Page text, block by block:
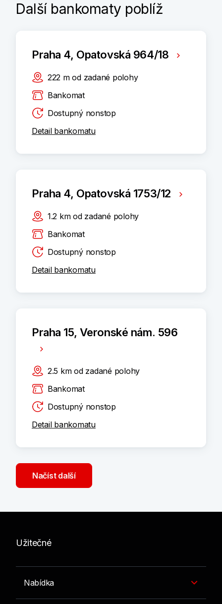
Další bankomaty poblíž
Praha 4, Opatovská 964/18
222 m od zadané polohy
Bankomat
Dostupný nonstop
Detail bankomatu
Praha 4, Opatovská 1753/12
1.2 km od zadané polohy
Bankomat
Dostupný nonstop
Detail bankomatu
Praha 15, Veronské nám. 596
2.5 km od zadané polohy
Bankomat
Dostupný nonstop
Detail bankomatu
Načíst další
Užitečné
Nabídka